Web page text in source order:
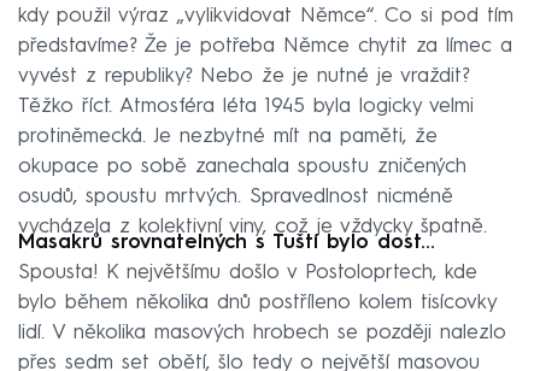
kdy použil výraz „vylikvidovat Němce“. Co si pod tím
představíme? Že je potřeba Němce chytit za límec a
vyvést z republiky? Nebo že je nutné je vraždit?
Těžko říct. Atmosféra léta 1945 byla logicky velmi
protiněmecká. Je nezbytné mít na paměti, že
okupace po sobě zanechala spoustu zničených
osudů, spoustu mrtvých. Spravedlnost nicméně
vycházela z kolektivní viny, což je vždycky špatně.
Masakrů srovnatelných s Tuští bylo dost...
Spousta! K největšímu došlo v Postoloprtech, kde
bylo během několika dnů postříleno kolem tisícovky
lidí. V několika masových hrobech se později nalezlo
přes sedm set obětí, šlo tedy o největší masovou